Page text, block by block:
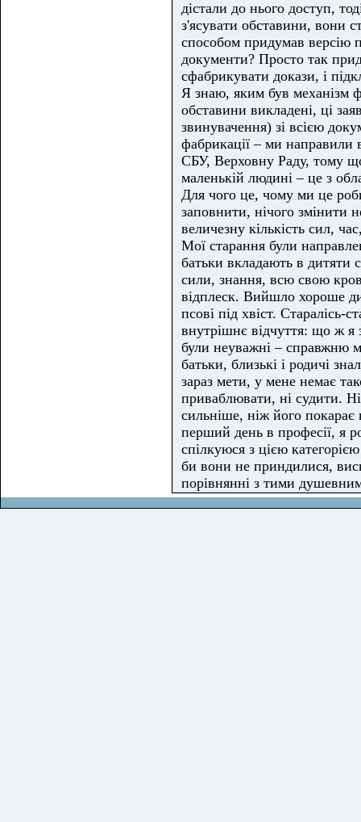
дістали до нього доступ,
з'ясувати обставини, вони
способом придумав версію
документи? Просто так
сфабрикувати докази, і
Я знаю, яким був механізм
обставини викладені, ці
звинувачення) зі всією
фабрикації – ми направили
СБУ, Верховну Раду, тому
маленькій людині – це з
Для чого це, чому ми це
заповнити, нічого змінити
величезну кількість сил,
Мої старання були
батьки вкладають в дитяти
сили, знання, всю свою
відплеск. Вийшло хороше
псові під хвіст. Старалісь-
внутрішнє відчуття: що ж я
були неуважні – справжню
батьки, близькі і родичі
зараз мети, у мене немає
приваблювати, ні судити.
сильніше, ніж його покарає
перший день в професії, я
спілкуюся з цією
би вони не приндилися,
порівнянні з тими